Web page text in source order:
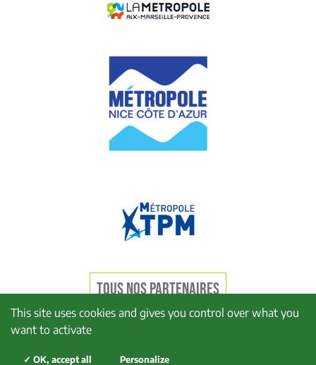
TOUS NOS PARTENAIRES
This site uses cookies and gives you control over what you
want to activate
✓ OK, accept all Personalize